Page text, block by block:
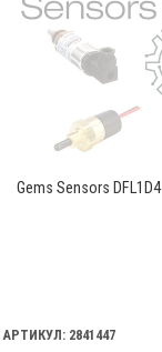
Gems Sensors DFL1D4
АРТИКУЛ: 2841447